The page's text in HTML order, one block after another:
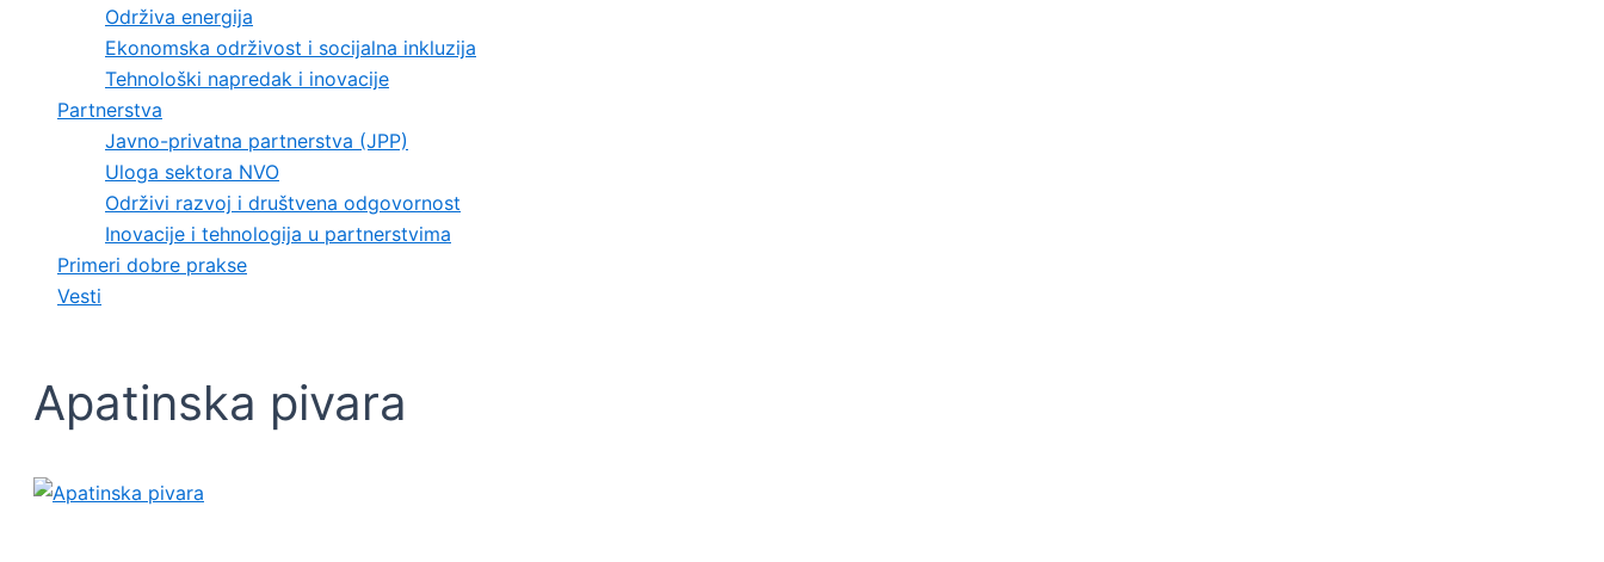
Održiva energija
Ekonomska održivost i socijalna inkluzija
Tehnološki napredak i inovacije
Partnerstva
Javno-privatna partnerstva (JPP)
Uloga sektora NVO
Održivi razvoj i društvena odgovornost
Inovacije i tehnologija u partnerstvima
Primeri dobre prakse
Vesti
Apatinska pivara